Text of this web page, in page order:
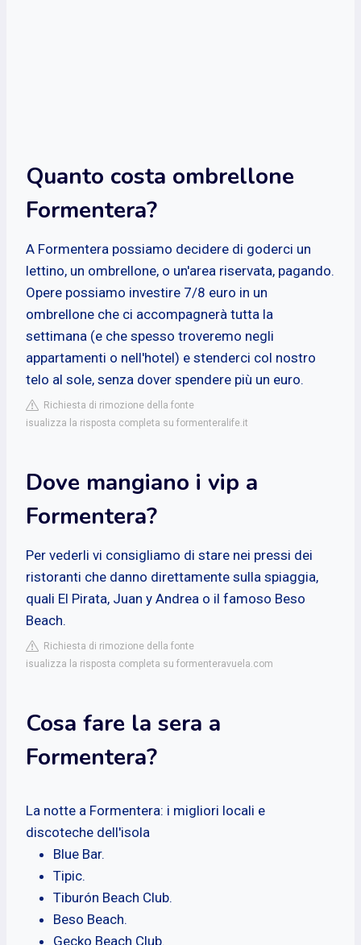
Quanto costa ombrellone
Formentera?
A Formentera possiamo decidere di goderci un
lettino, un ombrellone, o un'area riservata, pagando.
Opere possiamo investire 7/8 euro in un
ombrellone che ci accompagnerà tutta la
settimana (e che spesso troveremo negli
appartamenti o nell'hotel) e stenderci col nostro
telo al sole, senza dover spendere più un euro.
Richiesta di rimozione della fonte
isualizza la risposta completa su formenteralife.it
Dove mangiano i vip a
Formentera?
Per vederli vi consigliamo di stare nei pressi dei
ristoranti che danno direttamente sulla spiaggia,
quali El Pirata, Juan y Andrea o il famoso Beso
Beach.
Richiesta di rimozione della fonte
isualizza la risposta completa su formenteravuela.com
Cosa fare la sera a
Formentera?
La notte a Formentera: i migliori locali e
discoteche dell'isola
Blue Bar.
Tipic.
Tiburón Beach Club.
Beso Beach.
Gecko Beach Club.